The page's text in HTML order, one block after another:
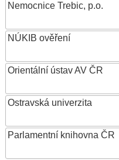
Nemocnice Trebic, p.o.
NÚKIB ověření
Orientální ústav AV ČR
Ostravská univerzita
Parlamentní knihovna ČR